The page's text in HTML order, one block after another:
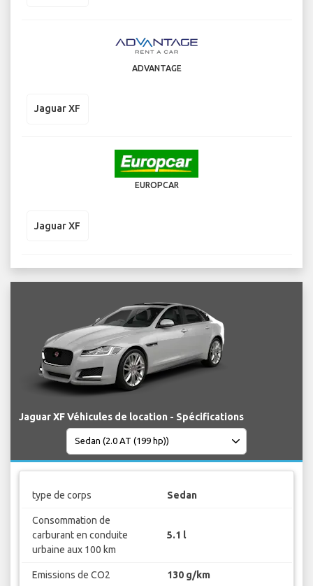
ADVANTAGE
Jaguar XF
EUROPCAR
Jaguar XF
Jaguar XF Véhicules de location - Spécifications
type de corps Sedan
Consommation de
carburant en conduite
urbaine aux 100 km
5.1 l
Emissions de CO2 130 g/km